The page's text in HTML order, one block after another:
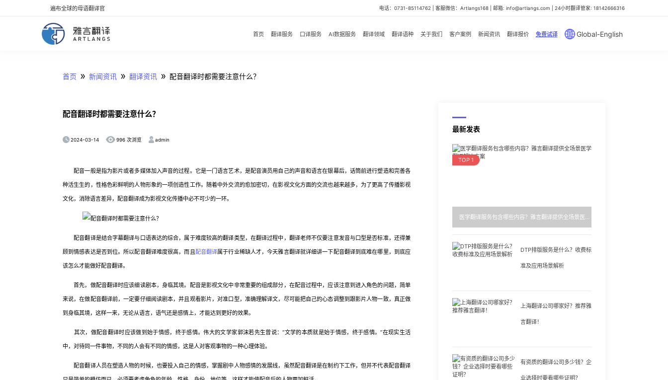
遍布全球的母语翻译官 电话：0731-85114762 | 客服微信：Artlangs168 | 邮箱: info@artlangs.com | 24小时翻译管家: 18142666316
首页 翻译服务 口译服务 AI数据服务 翻译领域 翻译语种 关于我们 客户案例 新闻资讯 翻译报价 免费试译 Global-English
首页 » 新闻资讯 » 翻译资讯 » 配音翻译时都需要注意什么？
配音翻译时都需要注意什么？
2024-03-14 996 次浏览 admin
配音一般是指为影片或者多媒体加入声音的过程。它是一门语言艺术，是配音演员用自己的声音和语言在银幕后，话筒前进行塑造和完善各
种活生生的，性格色彩鲜明的人物形象的一项创造性工作。随着中外交流的愈加密切，在影视文化方面的交流也越来越多，为了更高了传播影视
文化，消除语言差异，配音翻译成为影视文化传播中必不可少的一环。
配音翻译是结合字幕翻译与口语表达的综合，属于难度较高的翻译类型，在翻译过程中，翻译老师不仅要注意发音与口型是否标准，还得兼
顾到情感表达是否到位。所以配音翻译难度很高，而且配音翻译属于行业稀缺人才，今天雅言翻译就详细讲一下配音翻译到底难在哪里，到底应
该怎么才能做好配音翻译。
首先，做配音翻译时应该细读剧本，身临其境。配音是影视文化中非常重要的组成部分，在配音过程中，应该注意到进入角色的问题，简单
来说，在做配音翻译前，一定要仔细阅读剧本，并且观看影片，对准口型，准确理解译文，尽可能把自己的心态调整到跟影片人物一致，真正做
到身临其境，这样一来，无论从语言，语气还是感情上，才能达到更好的效果。
其次，做配音翻译时应该做到始于情感，终于感情。伟大的文学家郭沫若先生曾说：“文学的本质就是始于情感，终于感情。”在现实生活
中，对待同一件事物，不同的人会有不同的情感，这是人对客观事物的一种心理体验。
配音翻译人员在塑造人物的时候，也要投入自己的情感，掌握剧中人物感情的发展线，虽然配音翻译是在制约下工作，但并不代表配音翻译
最新发表
TOP 1
医学翻译服务包含哪些内容？雅言翻译提供全场景医学翻译解决方案
DTP排版服务是什么？收费标
准及应用场景解析
上海翻译公司哪家好？推荐雅
言翻译！
有资质的翻译公司多少钱？企
业选择时要看哪些证明？